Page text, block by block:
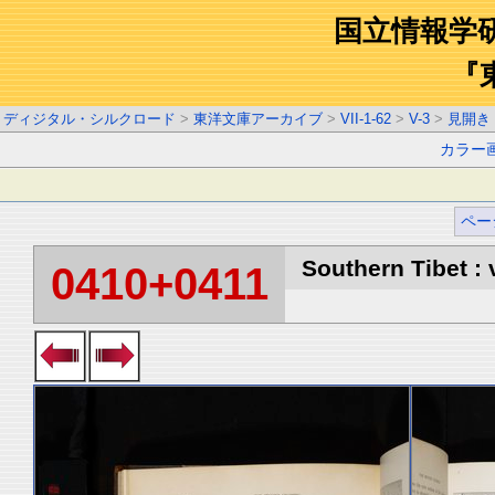
国立情報学
『
ディジタル・シルクロード > 東洋文庫アーカイブ > VII-1-62 > V-3 > 見開き
カラー
ペー
0410+0411 Southern Tibet :